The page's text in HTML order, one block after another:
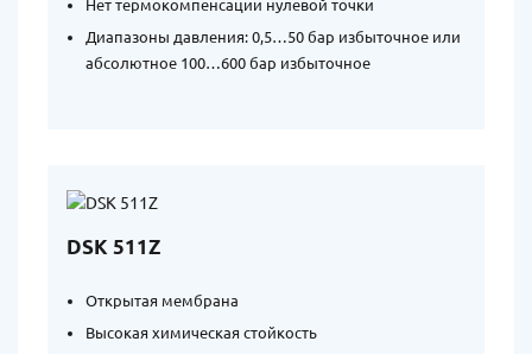
Нет термокомпенсации нулевой точки
Диапазоны давления: 0,5…50 бар избыточное или
абсолютное 100…600 бар избыточное
DSK 511Z
Открытая мембрана
Высокая химическая стойкость